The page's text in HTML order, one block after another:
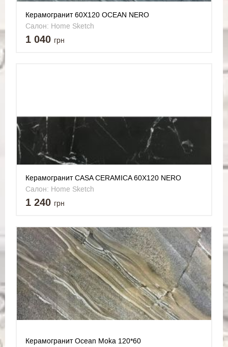
Керамогранит 60X120 OCEAN NERO
Салон: Home Sketch
1 040 грн
Керамогранит CASA CERAMICA 60X120 NERO
MARQUINA
Салон: Home Sketch
1 240 грн
Керамогранит Ocean Moka 120*60